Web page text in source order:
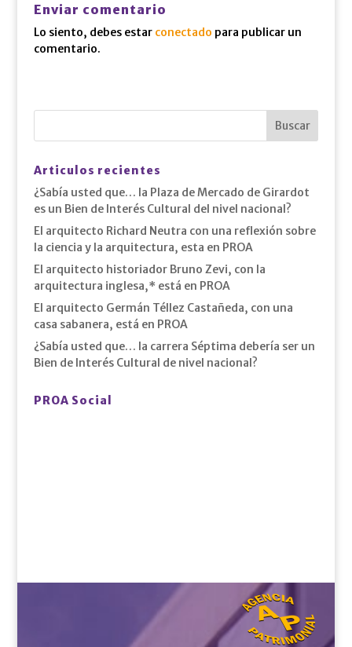
Enviar comentario
Lo siento, debes estar conectado para publicar un
comentario.
Articulos recientes
¿Sabía usted que… la Plaza de Mercado de Girardot
es un Bien de Interés Cultural del nivel nacional?
El arquitecto Richard Neutra con una reflexión sobre
la ciencia y la arquitectura, esta en PROA
El arquitecto historiador Bruno Zevi, con la
arquitectura inglesa,* está en PROA
El arquitecto Germán Téllez Castañeda, con una
casa sabanera, está en PROA
¿Sabía usted que… la carrera Séptima debería ser un
Bien de Interés Cultural de nivel nacional?
PROA Social